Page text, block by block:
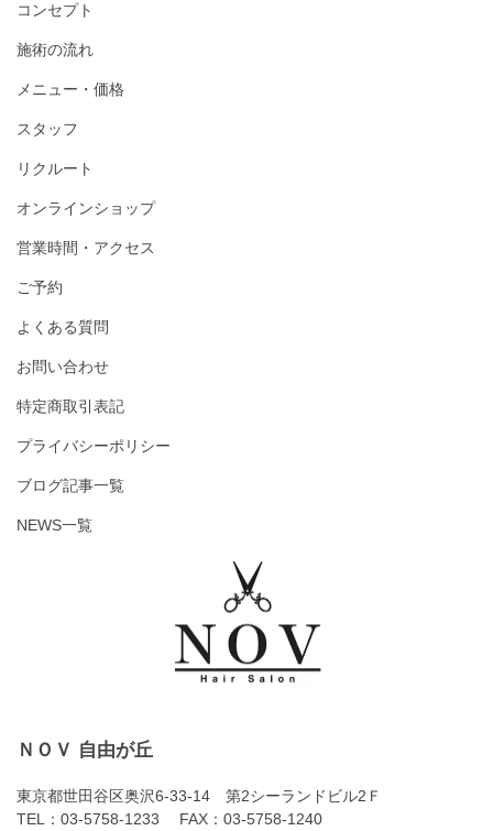
コンセプト
施術の流れ
メニュー・価格
スタッフ
リクルート
オンラインショップ
営業時間・アクセス
ご予約
よくある質問
お問い合わせ
特定商取引表記
プライバシーポリシー
ブログ記事一覧
NEWS一覧
ＮＯＶ 自由が丘
東京都世田谷区奥沢6-33-14 第2シーランドビル2Ｆ
TEL：03-5758-1233 FAX：03-5758-1240